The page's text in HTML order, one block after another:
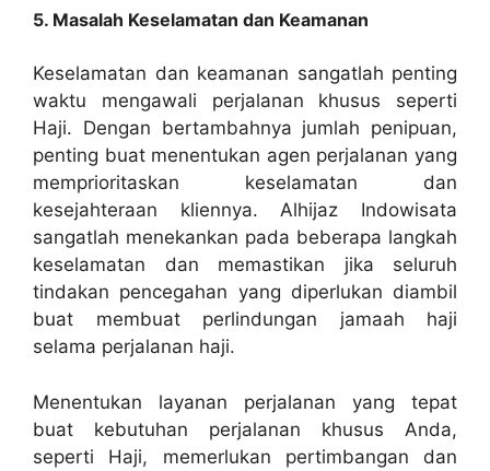
5. Masalah Keselamatan dan Keamanan
Keselamatan dan keamanan sangatlah penting
waktu mengawali perjalanan khusus seperti
Haji. Dengan bertambahnya jumlah penipuan,
penting buat menentukan agen perjalanan yang
memprioritaskan keselamatan dan
kesejahteraan kliennya. Alhijaz Indowisata
sangatlah menekankan pada beberapa langkah
keselamatan dan memastikan jika seluruh
tindakan pencegahan yang diperlukan diambil
buat membuat perlindungan jamaah haji
selama perjalanan haji.
Menentukan layanan perjalanan yang tepat
buat kebutuhan perjalanan khusus Anda,
seperti Haji, memerlukan pertimbangan dan